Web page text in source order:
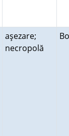
aşezare;
necropolă